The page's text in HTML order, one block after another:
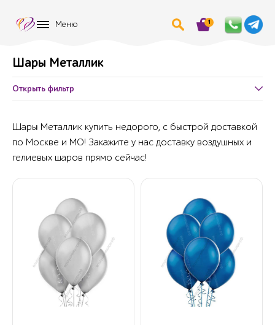
Меню 1
Шары Металлик
Открыть фильтр
Шары Металлик купить недорого, с быстрой доставкой
по Москве и МО! Закажите у нас доставку воздушных и
гелиевых шаров прямо сейчас!